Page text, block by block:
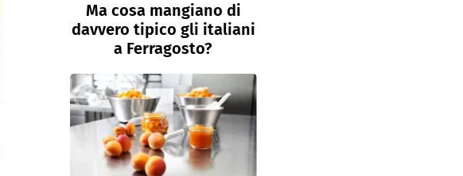
Ma cosa mangiano di
davvero tipico gli italiani
a Ferragosto?